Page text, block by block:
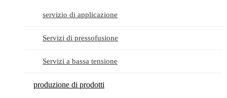
servizio di applicazione
Servizi di pressofusione
Servizi a bassa tensione
produzione di prodotti